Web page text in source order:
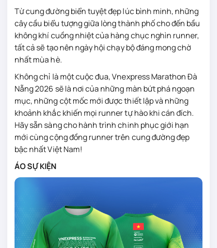
Từ cung đường biển tuyệt đẹp lúc bình minh, những
cây cầu biểu tượng giữa lòng thành phố cho đến bầu
không khí cuồng nhiệt của hàng chục nghìn runner,
tất cả sẽ tạo nên ngày hội chạy bộ đáng mong chờ
nhất mùa hè.
Không chỉ là một cuộc đua, Vnexpress Marathon Đà
Nẵng 2026 sẽ là nơi của những màn bứt phá ngoạn
mục, những cột mốc mới được thiết lập và những
khoảnh khắc khiến mọi runner tự hào khi cán đích.
Hãy sẵn sàng cho hành trình chinh phục giới hạn
mới cùng cộng đồng runner trên cung đường đẹp
bậc nhất Việt Nam!
ÁO SỰ KIỆN